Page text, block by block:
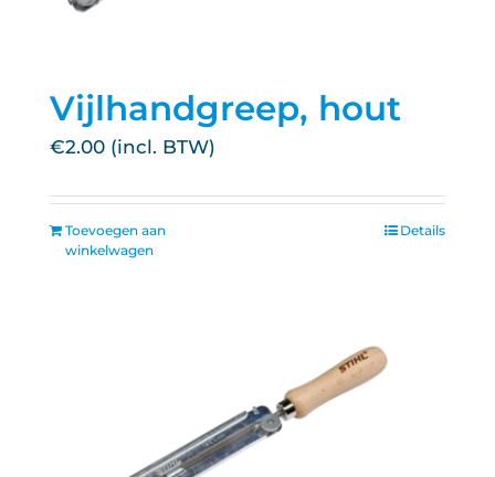
Vijlhandgreep, hout
€2.00
Toevoegen aan
winkelwagen
Details